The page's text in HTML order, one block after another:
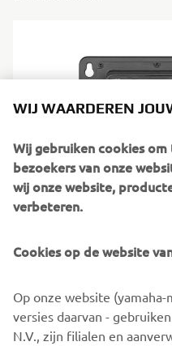
Stuurt je motorgegevens
afstandsbediening toe
voor extra gebruiksgemak.
WIJ WAARDEREN
Wij gebruiken cookies
bezoekers van onze
wij onze website,
verbeteren.
Cookies op de website
Op onze website
versies daarvan -
N.V., zijn filialen en